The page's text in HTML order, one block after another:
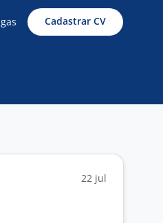
Cadastrar CV
22 jul